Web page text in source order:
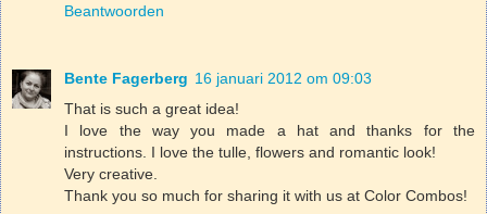
Beantwoorden
Bente Fagerberg 16 januari 2012 om 09:03
That is such a great idea!
I love the way you made a hat and thanks for the
instructions. I love the tulle, flowers and romantic look!
Very creative.
Thank you so much for sharing it with us at Color Combos!